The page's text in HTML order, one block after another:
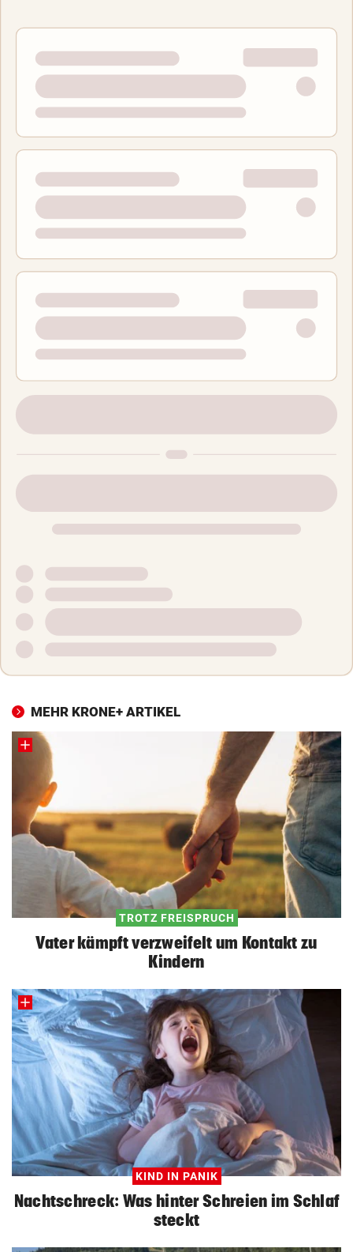
MEHR KRONE+ ARTIKEL
TROTZ FREISPRUCH
Vater kämpft verzweifelt um Kontakt zu
Kindern
KIND IN PANIK
Nachtschreck: Was hinter Schreien im Schlaf
steckt